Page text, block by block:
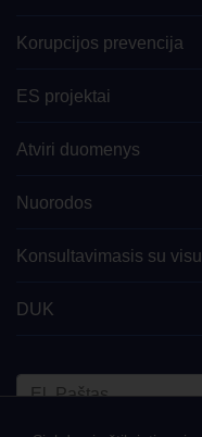
Korupcijos prevencija
ES projektai
Atviri duomenys
Nuorodos
Konsultavimasis su
DUK